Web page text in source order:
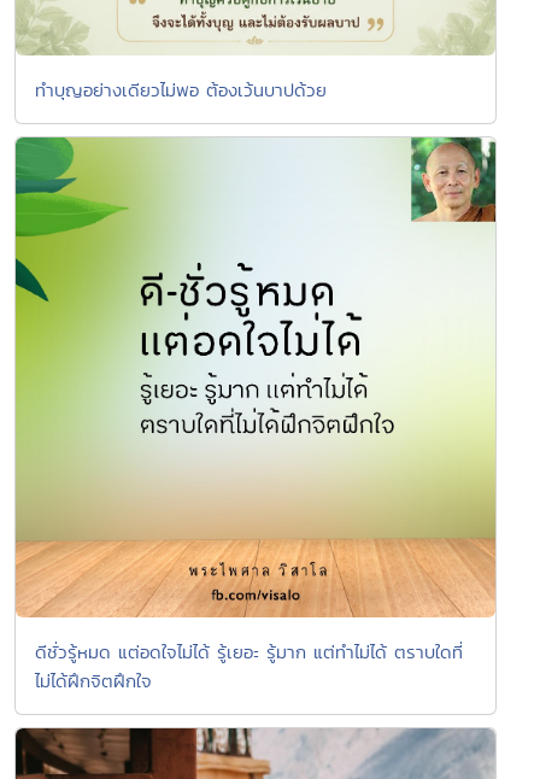
ทำบุญอย่างเดียวไม่พอ ต้องเว้นบาปด้วย
ดีชั่วรู้หมด แต่อดใจไม่ได้ รู้เยอะ รู้มาก แต่ทำไม่ได้ ตราบใดที่
ไม่ได้ฝึกจิตฝึกใจ